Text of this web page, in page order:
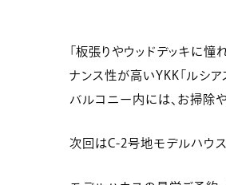
「板張りやウッドデッキに
ナンス性が高いYKK「ルシア
バルコニー内には、お掃除
次回はC-2号地モデルハウ